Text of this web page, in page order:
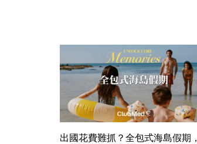
出國花費難抓？全包式海島假期，